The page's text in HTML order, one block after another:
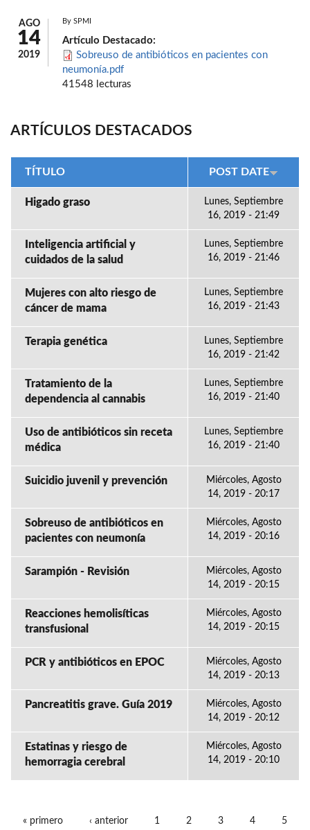
AGO
14
2019
By SPMI
Artículo Destacado:
Sobreuso de antibióticos en pacientes con
neumonía.pdf
41548 lecturas
ARTÍCULOS DESTACADOS
TÍTULO POST DATE
Higado graso
Lunes, Septiembre
16, 2019 - 21:49
Inteligencia artificial y
cuidados de la salud
Lunes, Septiembre
16, 2019 - 21:46
Mujeres con alto riesgo de
cáncer de mama
Lunes, Septiembre
16, 2019 - 21:43
Terapia genética
Lunes, Septiembre
16, 2019 - 21:42
Tratamiento de la
dependencia al cannabis
Lunes, Septiembre
16, 2019 - 21:40
Uso de antibióticos sin receta
médica
Lunes, Septiembre
16, 2019 - 21:40
Suicidio juvenil y prevención
Miércoles, Agosto
14, 2019 - 20:17
Sobreuso de antibióticos en
pacientes con neumonía
Miércoles, Agosto
14, 2019 - 20:16
Sarampión - Revisión
Miércoles, Agosto
14, 2019 - 20:15
Reacciones hemolisíticas
transfusional
Miércoles, Agosto
14, 2019 - 20:15
PCR y antibióticos en EPOC
Miércoles, Agosto
14, 2019 - 20:13
Pancreatitis grave. Guía 2019
Miércoles, Agosto
14, 2019 - 20:12
Estatinas y riesgo de
hemorragia cerebral
Miércoles, Agosto
14, 2019 - 20:10
« primero ‹ anterior 1 2 3 4 5